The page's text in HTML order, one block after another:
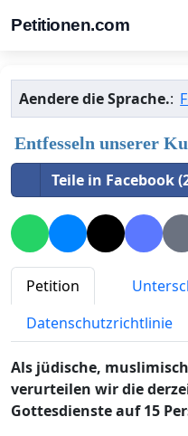
Petitionen.com
Aendere die Sprache.:
Entfesseln unserer
Teile in Facebook
Petition
Datenschutzrichtlinie
Als jüdische,
verurteilen wir die
Gottesdienste auf 15